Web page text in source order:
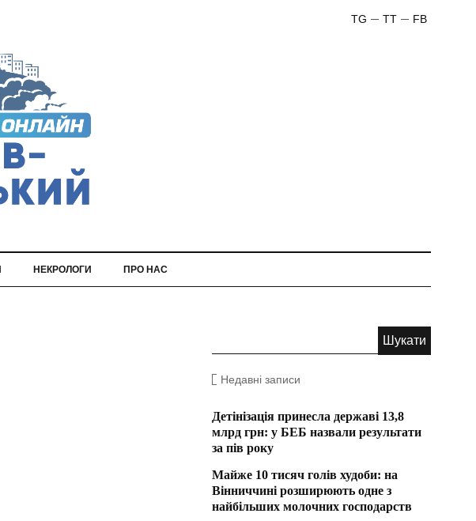
FB
TT
TG
НЕКРОЛОГИ ПРО НАС
Недавні записи
Детінізація принесла державі 13,8
млрд грн: у БЕБ назвали результати
за пів року
Майже 10 тисяч голів худоби: на
Вінниччині розширюють одне з
найбільших молочних господарств